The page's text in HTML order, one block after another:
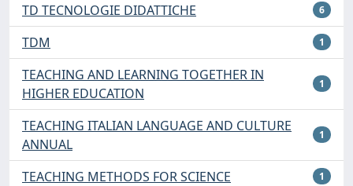
TD TECNOLOGIE DIDATTICHE 6
TDM 1
TEACHING AND LEARNING TOGETHER IN
HIGHER EDUCATION
1
TEACHING ITALIAN LANGUAGE AND CULTURE
ANNUAL
1
TEACHING METHODS FOR SCIENCE 1